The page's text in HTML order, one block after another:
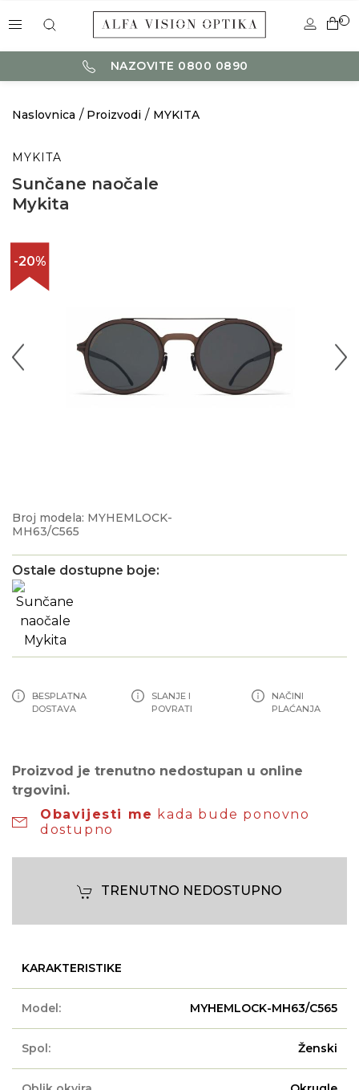
0
NAZOVITE 0800 0890
Naslovnica Proizvodi MYKITA
MYKITA
Sunčane naočale
Mykita
-20%
Broj modela: MYHEMLOCK-
MH63/C565
Ostale dostupne boje:
BESPLATNA
DOSTAVA
SLANJE I
POVRATI
NAČINI
PLAĆANJA
Proizvod je trenutno nedostupan u online
trgovini.
Obavijesti me kada bude ponovno
dostupno
TRENUTNO NEDOSTUPNO
KARAKTERISTIKE
Model: MYHEMLOCK-MH63/C565
Spol: Ženski